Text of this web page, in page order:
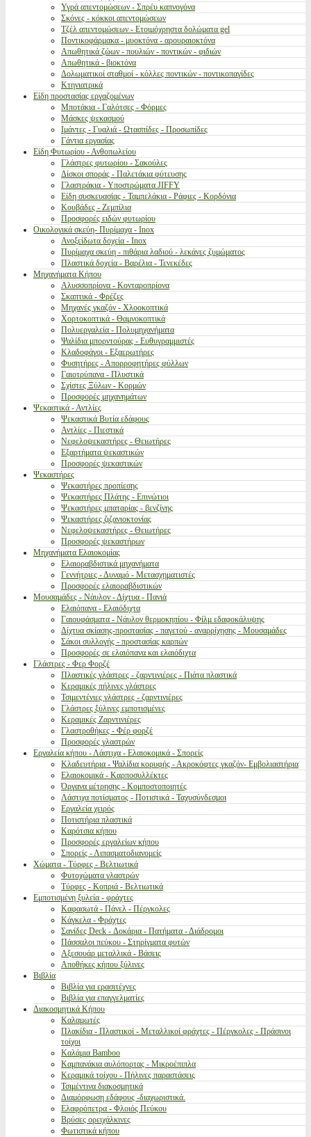
Υγρά απεντομώσεων - Σπρέυ καπνογόνα
Σκόνες - κόκκοι απεντομώσεων
Τζέλ απεντομώσεων - Ετοιμόχρηστα δολώματα gel
Ποντικοφάρμακα - μυοκτόνα - αρουραιοκτόνα
Απωθητικά ζώων - πουλιών - ποντικών - φιδιών
Απωθητικά - βιοκτόνα
Δολωματικοί σταθμοί - κόλλες ποντικών - ποντικοπαγίδες
Κτηνιατρικά
Είδη προστασίας εργαζομένων
Μποτάκια - Γαλότσες - Φόρμες
Μάσκες ψεκασμού
Ιμάντες - Γυαλιά - Ωτασπίδες - Προσωπίδες
Γάντια εργασίας
Είδη Φυτωρίου - Ανθοπωλείου
Γλάστρες φυτωρίου - Σακούλες
Δίσκοι σποράς - Παλετάκια φύτευσης
Γλαστράκια - Υποστρώματα JIFFY
Είδη συσκευασίας - Ταμπελάκια - Ράφιες - Κορδόνια
Κουβάδες - Ζεμπίλια
Προσφορές ειδών φυτωρίου
Οικολογικά σκεύη- Πυρίμαχα - Inox
Ανοξείδωτα δοχεία - Inox
Πυρίμαχα σκεύη - πιθάρια λαδιού - λεκάνες ζυμώματος
Πλαστικά δοχεία - Βαρέλια - Τενεκέδες
Μηχανήματα Κήπου
Αλυσσοπρίονα - Κονταροπρίονα
Σκαπτικά - Φρέζες
Μηχανές γκαζόν - Χλοοκοπτικά
Χορτοκοπτικά - Θαμνοκοπτικά
Πολυεργαλεία - Πολυμηχανήματα
Ψαλίδια μπορντούρας - Ευθυγραμμιστές
Κλαδοφάγοι - Εξαερωτήρες
Φυσητήρες - Απορροφητήρες φύλλων
Γαιοτρύπανα - Πλυστικά
Σχίστες Ξύλων - Κορμών
Προσφορές μηχανημάτων
Ψεκαστικά - Αντλίες
Ψεκαστικά Βυτία εδάφους
Αντλίες - Πιεστικά
Νεφελοψεκαστήρες - Θειωτήρες
Εξαρτήματα ψεκαστικών
Προσφορές ψεκαστικών
Ψεκαστήρες
Ψεκαστήρες προπίεσης
Ψεκαστήρες Πλάτης - Επινώτιοι
Ψεκαστήρες μπαταρίας - βενζίνης
Ψεκαστήρες ζιζανιοκτονίας
Νεφελοψεκαστήρες - Θειωτήρες
Προσφορές ψεκαστήρων
Μηχανήματα Ελαιοκομίας
Ελαιοραβδιστικά μηχανήματα
Γεννήτριες - Δυναμό - Μετασχηματιστές
Προσφορές ελαιοραβδιστικών
Μουσαμάδες - Νάυλον - Δίχτυα - Πανιά
Ελαιόπανα - Ελαιόδιχτα
Γαιουφάσματα - Νάυλον θερμοκηπίου - Φίλμ εδαφοκάλυψης
Δίχτυα σκίασης-προστασίας - παγετού - αναρρίχησης - Μουσαμάδες
Σάκοι συλλογής - προστασίας καρπών
Προσφορές σε ελαιόπανα και ελαιόδιχτα
Γλάστρες - Φερ Φορζέ
Πλαστικές γλάστρες - ζαρντινιέρες - Πιάτα πλαστικά
Κεραμικές πήλινες γλάστρες
Τσιμεντένιες γλάστρες - ζαρντινιέρες
Γλάστρες ξύλινες εμποτισμένες
Κεραμικές Ζαρντινιέρες
Γλαστροθήκες - Φέρ φορζέ
Προσφορές γλαστρών
Εργαλεία κήπου - Λάστιχα - Ελαιοκομικά - Σπορείς
Κλαδευτήρια - Ψαλίδια κορυφής - Ακροκόφτες γκαζόν- Εμβολιαστήρια
Ελαιοκομικά - Καρποσυλλέκτες
Όργανα μέτρησης - Κομποστοποιητές
Λάστιχα ποτίσματος - Ποτιστικά - Ταχυσύνδεσμοι
Εργαλεία χειρός
Ποτιστήρια πλαστικά
Καρότσια κήπου
Προσφορές εργαλείων κήπου
Σπορείς - Λιπασματοδιανομείς
Χώματα - Τύρφες - Βελτιωτικά
Φυτοχώματα γλαστρών
Τύρφες - Κοπριά - Βελτιωτικά
Εμποτισμένη ξυλεία - φράχτες
Καφασωτά - Πάνελ - Πέργκολες
Κάγκελα - Φράχτες
Σανίδες Deck - Δοκάρια - Πατήματα - Διάδρομοι
Πάσσαλοι πεύκου - Στηρίγματα φυτών
Αξεσουάρ μεταλλικά - Βάσεις
Αποθήκες κήπου ξύλινες
Βιβλία
Βιβλία για ερασιτέχνες
Βιβλία για επαγγελματίες
Διακοσμητικά Κήπου
Καλαμωτές
Πλακίδια - Πλαστικοί - Μεταλλικοί φράχτες - Πέργκολες - Πράσινοι
τοίχοι
Καλάμια Bamboo
Καμπανάκια αυλόπορτας - Μικροέπιπλα
Κεραμικά τοίχου - Πήλινες παραστάσεις
Τσιμέντινα διακοσμητικά
Διαμόρφωση εδάφους -διαχωριστικά.
Ελαφρόπετρα - Φλοιός Πεύκου
Βρύσες ορειχάλκινες
Φωτιστικά κήπου